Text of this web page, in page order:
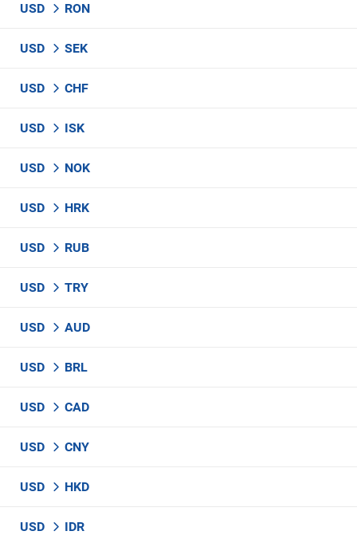
USD RON
USD SEK
USD CHF
USD ISK
USD NOK
USD HRK
USD RUB
USD TRY
USD AUD
USD BRL
USD CAD
USD CNY
USD HKD
USD IDR